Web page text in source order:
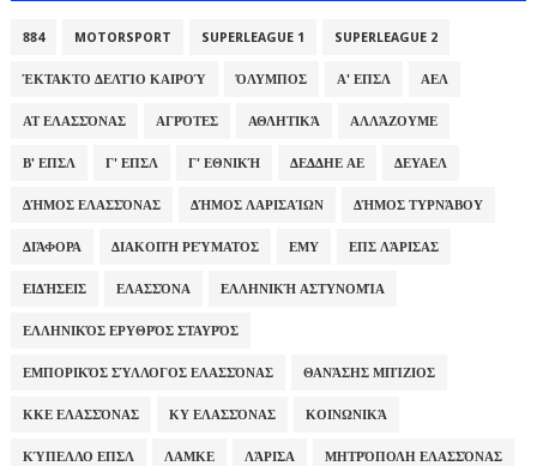
884 MOTORSPORT SUPERLEAGUE 1 SUPERLEAGUE 2
ΈΚΤΑΚΤΟ ΔΕΛΤΊΟ ΚΑΙΡΟΎ ΌΛΥΜΠΟΣ Α' ΕΠΣΛ ΑΕΛ
ΑΤ ΕΛΑΣΣΌΝΑΣ ΑΓΡΌΤΕΣ ΑΘΛΗΤΙΚΆ ΑΛΛΆΖΟΥΜΕ
Β' ΕΠΣΛ Γ' ΕΠΣΛ Γ' ΕΘΝΙΚΉ ΔΕΔΔΗΕ ΑΕ ΔΕΥΑΕΛ
ΔΉΜΟΣ ΕΛΑΣΣΌΝΑΣ ΔΉΜΟΣ ΛΑΡΙΣΑΊΩΝ ΔΉΜΟΣ ΤΥΡΝΆΒΟΥ
ΔΙΆΦΟΡΑ ΔΙΑΚΟΠΉ ΡΕΎΜΑΤΟΣ ΕΜΥ ΕΠΣ ΛΆΡΙΣΑΣ
ΕΙΔΉΣΕΙΣ ΕΛΑΣΣΌΝΑ ΕΛΛΗΝΙΚΉ ΑΣΤΥΝΟΜΊΑ
ΕΛΛΗΝΙΚΌΣ ΕΡΥΘΡΌΣ ΣΤΑΥΡΌΣ
ΕΜΠΟΡΙΚΌΣ ΣΎΛΛΟΓΟΣ ΕΛΑΣΣΌΝΑΣ ΘΑΝΆΣΗΣ ΜΠΊΖΙΟΣ
ΚΚΕ ΕΛΑΣΣΌΝΑΣ ΚΥ ΕΛΑΣΣΌΝΑΣ ΚΟΙΝΩΝΙΚΆ
ΚΎΠΕΛΛΟ ΕΠΣΛ ΛΑΜΚΕ ΛΆΡΙΣΑ ΜΗΤΡΌΠΟΛΗ ΕΛΑΣΣΌΝΑΣ